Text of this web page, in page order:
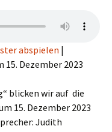
abspielen |
Dezember 2023
blicken wir auf die
15. Dezember 2023
Judith